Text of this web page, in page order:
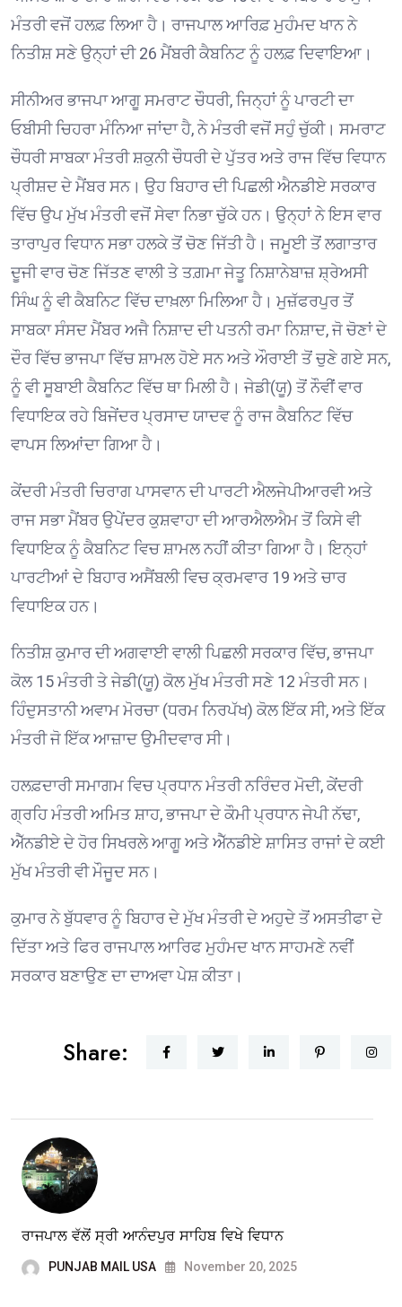
ਮੰਤਰੀ ਵਜੋਂ ਹਲਫ਼ ਲਿਆ ਹੈ। ਰਾਜਪਾਲ ਆਰਿਫ਼ ਮੁਹੰਮਦ ਖਾਨ ਨੇ
ਨਿਤੀਸ਼ ਸਣੇ ਉਨ੍ਹਾਂ ਦੀ 26 ਮੈਂਬਰੀ ਕੈਬਨਿਟ ਨੂੰ ਹਲਫ਼ ਦਿਵਾਇਆ।
ਸੀਨੀਅਰ ਭਾਜਪਾ ਆਗੂ ਸਮਰਾਟ ਚੌਧਰੀ, ਜਿਨ੍ਹਾਂ ਨੂੰ ਪਾਰਟੀ ਦਾ
ਓਬੀਸੀ ਚਿਹਰਾ ਮੰਨਿਆ ਜਾਂਦਾ ਹੈ, ਨੇ ਮੰਤਰੀ ਵਜੋਂ ਸਹੁੰ ਚੁੱਕੀ। ਸਮਰਾਟ
ਚੌਧਰੀ ਸਾਬਕਾ ਮੰਤਰੀ ਸ਼ਕੁਨੀ ਚੌਧਰੀ ਦੇ ਪੁੱਤਰ ਅਤੇ ਰਾਜ ਵਿੱਚ ਵਿਧਾਨ
ਪ੍ਰੀਸ਼ਦ ਦੇ ਮੈਂਬਰ ਸਨ। ਉਹ ਬਿਹਾਰ ਦੀ ਪਿਛਲੀ ਐਨਡੀਏ ਸਰਕਾਰ
ਵਿੱਚ ਉਪ ਮੁੱਖ ਮੰਤਰੀ ਵਜੋਂ ਸੇਵਾ ਨਿਭਾ ਚੁੱਕੇ ਹਨ। ਉਨ੍ਹਾਂ ਨੇ ਇਸ ਵਾਰ
ਤਾਰਾਪੁਰ ਵਿਧਾਨ ਸਭਾ ਹਲਕੇ ਤੋਂ ਚੋਣ ਜਿੱਤੀ ਹੈ। ਜਮੂਈ ਤੋਂ ਲਗਾਤਾਰ
ਦੂਜੀ ਵਾਰ ਚੋਣ ਜਿੱਤਣ ਵਾਲੀ ਤੇ ਤਗ਼ਮਾ ਜੇਤੂ ਨਿਸ਼ਾਨੇਬਾਜ਼ ਸ਼੍ਰੇਅਸੀ
ਸਿੰਘ ਨੂੰ ਵੀ ਕੈਬਨਿਟ ਵਿੱਚ ਦਾਖ਼ਲਾ ਮਿਲਿਆ ਹੈ। ਮੁਜ਼ੱਫਰਪੁਰ ਤੋਂ
ਸਾਬਕਾ ਸੰਸਦ ਮੈਂਬਰ ਅਜੈ ਨਿਸ਼ਾਦ ਦੀ ਪਤਨੀ ਰਮਾ ਨਿਸ਼ਾਦ, ਜੋ ਚੋਣਾਂ ਦੇ
ਦੌਰ ਵਿੱਚ ਭਾਜਪਾ ਵਿੱਚ ਸ਼ਾਮਲ ਹੋਏ ਸਨ ਅਤੇ ਔਰਾਈ ਤੋਂ ਚੁਣੇ ਗਏ ਸਨ,
ਨੂੰ ਵੀ ਸੂਬਾਈ ਕੈਬਨਿਟ ਵਿੱਚ ਥਾ ਮਿਲੀ ਹੈ। ਜੇਡੀ(ਯੂ) ਤੋਂ ਨੌਵੀਂ ਵਾਰ
ਵਿਧਾਇਕ ਰਹੇ ਬਿਜੇਂਦਰ ਪ੍ਰਸਾਦ ਯਾਦਵ ਨੂੰ ਰਾਜ ਕੈਬਨਿਟ ਵਿੱਚ
ਵਾਪਸ ਲਿਆਂਦਾ ਗਿਆ ਹੈ।
ਕੇਂਦਰੀ ਮੰਤਰੀ ਚਿਰਾਗ ਪਾਸਵਾਨ ਦੀ ਪਾਰਟੀ ਐਲਜੇਪੀਆਰਵੀ ਅਤੇ
ਰਾਜ ਸਭਾ ਮੈਂਬਰ ਉਪੇਂਦਰ ਕੁਸ਼ਵਾਹਾ ਦੀ ਆਰਐਲਐਮ ਤੋਂ ਕਿਸੇ ਵੀ
ਵਿਧਾਇਕ ਨੂੰ ਕੈਬਨਿਟ ਵਿਚ ਸ਼ਾਮਲ ਨਹੀਂ ਕੀਤਾ ਗਿਆ ਹੈ। ਇਨ੍ਹਾਂ
ਪਾਰਟੀਆਂ ਦੇ ਬਿਹਾਰ ਅਸੈਂਬਲੀ ਵਿਚ ਕ੍ਰਮਵਾਰ 19 ਅਤੇ ਚਾਰ
ਵਿਧਾਇਕ ਹਨ।
ਨਿਤੀਸ਼ ਕੁਮਾਰ ਦੀ ਅਗਵਾਈ ਵਾਲੀ ਪਿਛਲੀ ਸਰਕਾਰ ਵਿੱਚ, ਭਾਜਪਾ
ਕੋਲ 15 ਮੰਤਰੀ ਤੇ ਜੇਡੀ(ਯੂ) ਕੋਲ ਮੁੱਖ ਮੰਤਰੀ ਸਣੇ 12 ਮੰਤਰੀ ਸਨ।
ਹਿੰਦੁਸਤਾਨੀ ਅਵਾਮ ਮੋਰਚਾ (ਧਰਮ ਨਿਰਪੱਖ) ਕੋਲ ਇੱਕ ਸੀ, ਅਤੇ ਇੱਕ
ਮੰਤਰੀ ਜੋ ਇੱਕ ਆਜ਼ਾਦ ਉਮੀਦਵਾਰ ਸੀ।
ਹਲਫ਼ਦਾਰੀ ਸਮਾਗਮ ਵਿਚ ਪ੍ਰਧਾਨ ਮੰਤਰੀ ਨਰਿੰਦਰ ਮੋਦੀ, ਕੇਂਦਰੀ
ਗ੍ਰਹਿ ਮੰਤਰੀ ਅਮਿਤ ਸ਼ਾਹ, ਭਾਜਪਾ ਦੇ ਕੌਮੀ ਪ੍ਰਧਾਨ ਜੇਪੀ ਨੱਢਾ,
ਐੱਨਡੀਏ ਦੇ ਹੋਰ ਸਿਖਰਲੇ ਆਗੂ ਅਤੇ ਐੱਨਡੀਏ ਸ਼ਾਸਿਤ ਰਾਜਾਂ ਦੇ ਕਈ
ਮੁੱਖ ਮੰਤਰੀ ਵੀ ਮੌਜੂਦ ਸਨ।
ਕੁਮਾਰ ਨੇ ਬੁੱਧਵਾਰ ਨੂੰ ਬਿਹਾਰ ਦੇ ਮੁੱਖ ਮੰਤਰੀ ਦੇ ਅਹੁਦੇ ਤੋਂ ਅਸਤੀਫਾ ਦੇ
ਦਿੱਤਾ ਅਤੇ ਫਿਰ ਰਾਜਪਾਲ ਆਰਿਫ ਮੁਹੰਮਦ ਖਾਨ ਸਾਹਮਣੇ ਨਵੀਂ
ਸਰਕਾਰ ਬਣਾਉਣ ਦਾ ਦਾਅਵਾ ਪੇਸ਼ ਕੀਤਾ।
Share:
ਰਾਜਪਾਲ ਵੱਲੋਂ ਸ੍ਰੀ ਆਨੰਦਪੁਰ ਸਾਹਿਬ ਵਿਖੇ ਵਿਧਾਨ
PUNJAB MAIL USA November 20, 2025